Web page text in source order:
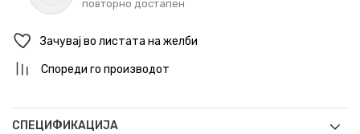
повторно достапен
Зачувај во листата на желби
Спореди го производот
СПЕЦИФИКАЦИЈА